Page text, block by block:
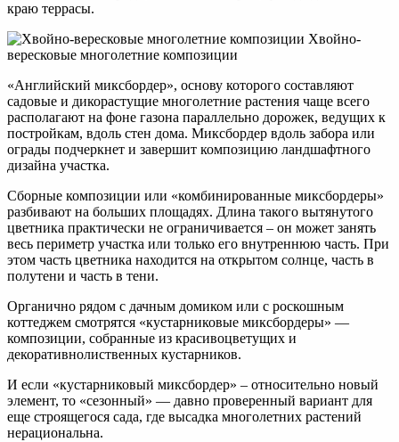
краю террасы.
Хвойно-
вересковые многолетние композиции
«Английский миксбордер», основу которого составляют
садовые и дикорастущие многолетние растения чаще всего
располагают на фоне газона параллельно дорожек, ведущих к
постройкам, вдоль стен дома. Миксбордер вдоль забора или
ограды подчеркнет и завершит композицию ландшафтного
дизайна участка.
Сборные композиции или «комбинированные миксбордеры»
разбивают на больших площадях. Длина такого вытянутого
цветника практически не ограничивается – он может занять
весь периметр участка или только его внутреннюю часть. При
этом часть цветника находится на открытом солнце, часть в
полутени и часть в тени.
Органично рядом с дачным домиком или с роскошным
коттеджем смотрятся «кустарниковые миксбордеры» —
композиции, собранные из красивоцветущих и
декоративнолиственных кустарников.
И если «кустарниковый миксбордер» – относительно новый
элемент, то «сезонный» — давно проверенный вариант для
еще строящегося сада, где высадка многолетних растений
нерациональна.